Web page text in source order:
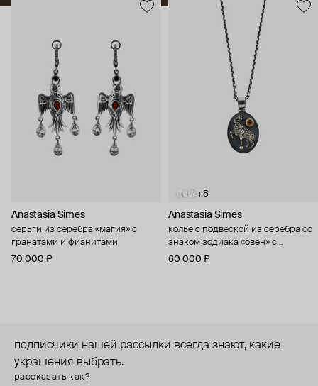
Anastasia Simes
серьги из серебра «магия» с
гранатами и фианитами
70 000 ₽
+8
Anastasia Simes
колье с подвеской из серебра со
знаком зодиака «овен» с
цитрином и фианитами
60 000 ₽
подписчики нашей рассылки всегда знают, какие
украшения выбрать.
рассказать как?